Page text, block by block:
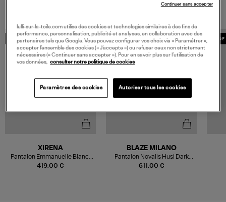
COLLABORATION
419,00 €
XIRENA
Pantalon Emmanuelle Blanc,
Collaboration Xirena x Léa
MADE IN EUROPE
611,00 €
BLAZE MILANO
Pantalon Novalis Husi Dark
Navy
lulli-sur-la-toile.com utilise des cookies et technologies similaires à des fins de
performance, personnalisation, publicité et analyses, en collaboration avec des
partenaires tels que Google. Vous pouvez configurer vos choix via « Paramétrer »,
accepter l’ensemble des cookies (« J’accepte ») ou refuser ceux non strictement
nécessaires (« Continuer sans accepter »). Pour en savoir plus sur l’utilisation de
vos données, consulter notre politique de cookies
Paramètres des cookies Autoriser tous les cookies
Continuer sans accepter